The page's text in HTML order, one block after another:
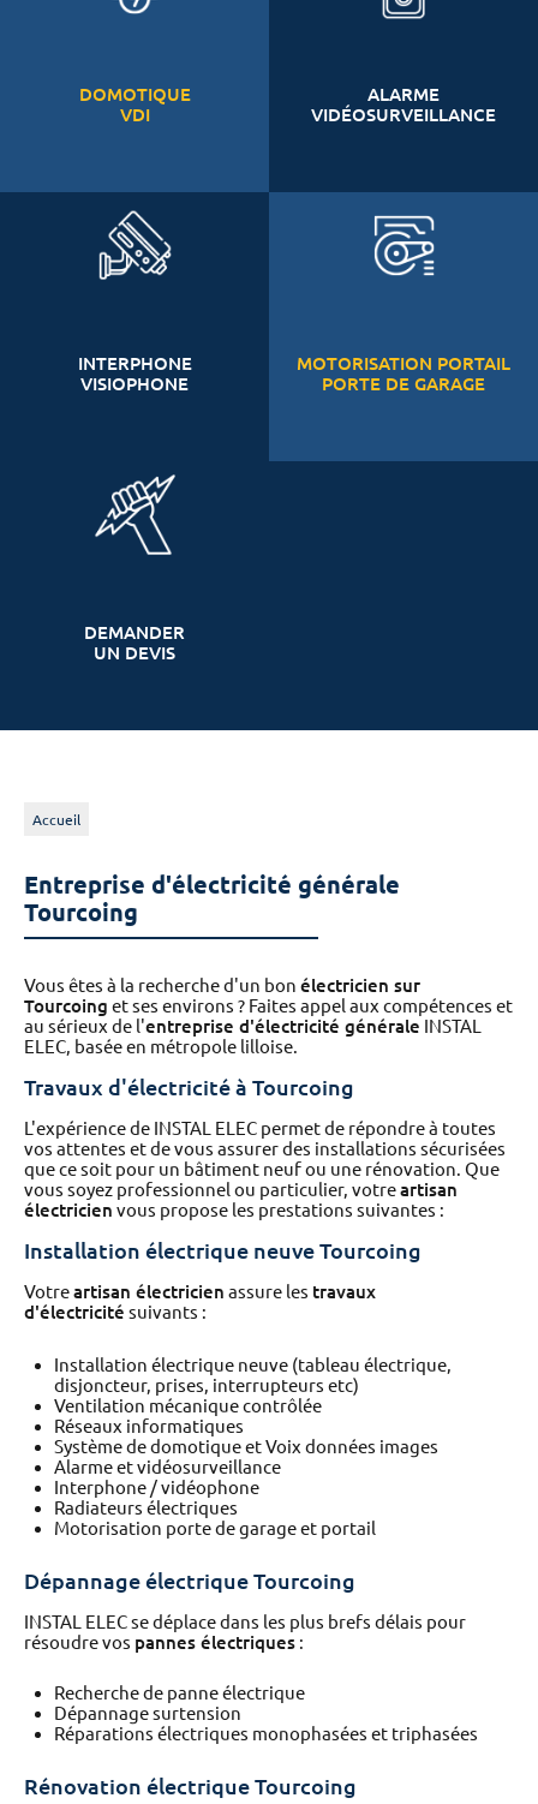
DOMOTIQUE
VDI
ALARME
VIDÉOSURVEILLANCE
INTERPHONE
VISIOPHONE
MOTORISATION PORTAIL
PORTE DE GARAGE
DEMANDER
UN DEVIS
Accueil
Entreprise d'électricité générale
Tourcoing
Vous êtes à la recherche d'un bon électricien sur
Tourcoing et ses environs ? Faites appel aux compétences et
au sérieux de l'entreprise d'électricité générale INSTAL
ELEC, basée en métropole lilloise.
Travaux d'électricité à Tourcoing
L'expérience de INSTAL ELEC permet de répondre à toutes
vos attentes et de vous assurer des installations sécurisées
que ce soit pour un bâtiment neuf ou une rénovation. Que
vous soyez professionnel ou particulier, votreartisan
électricien vous propose les prestations suivantes :
Installation électrique neuve Tourcoing
Votreartisan électricien assure les travaux
d'électricité suivants :
Installation électrique neuve (tableau électrique,
disjoncteur, prises, interrupteurs etc)
Ventilation mécanique contrôlée
Réseaux informatiques
Système de domotique et Voix données images
Alarme et vidéosurveillance
Interphone / vidéophone
Radiateurs électriques
Motorisation porte de garage et portail
Dépannage électrique Tourcoing
INSTAL ELEC se déplace dans les plus brefs délais pour
résoudre vos pannes électriques :
Recherche de panne électrique
Dépannage surtension
Réparations électriques monophasées et triphasées
Rénovation électrique Tourcoing